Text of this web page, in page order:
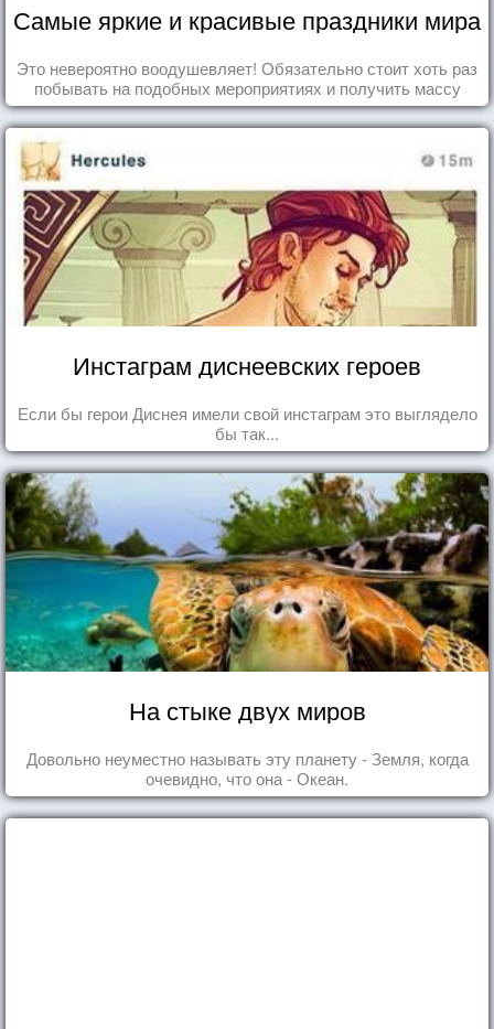
Самые яркие и красивые праздники мира
Это невероятно воодушевляет! Обязательно стоит хоть раз
побывать на подобных мероприятиях и получить массу
впечатлений!
Инстаграм диснеевских героев
Если бы герои Диснея имели свой инстаграм это выглядело
бы так...
На стыке двух миров
Довольно неуместно называть эту планету - Земля, когда
очевидно, что она - Океан.